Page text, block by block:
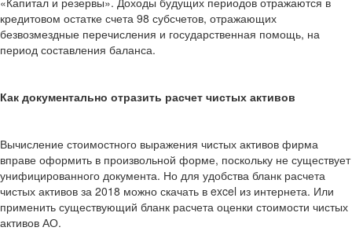
кредитовом остатке счета 98 субсчетов, отражающих
безвозмездные перечисления и государственная помощь, на
период составления баланса.
Как документально отразить расчет чистых активов
Вычисление стоимостного выражения чистых активов фирма
вправе оформить в произвольной форме, поскольку не существует
унифицированного документа. Но для удобства бланк расчета
чистых активов за 2018 можно скачать в excel из интернета. Или
применить существующий бланк расчета оценки стоимости чистых
активов АО.